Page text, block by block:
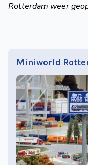
Rotterdam weer
Miniworld